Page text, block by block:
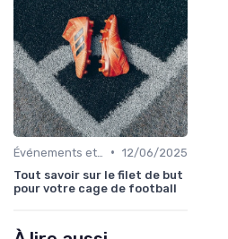
• 12/06/2025
Tout savoir sur le filet de but
pour votre cage de football